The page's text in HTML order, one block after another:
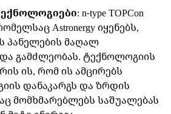
: n-type TOPCon
Astronergy იყენებს,
პანელების მაღალ
გამძლეობას. ტექნოლოგიის
ის, რომ ის ამცირებს
დანაკარგს და ზრდის
მომხმარებლებს საშუალებას